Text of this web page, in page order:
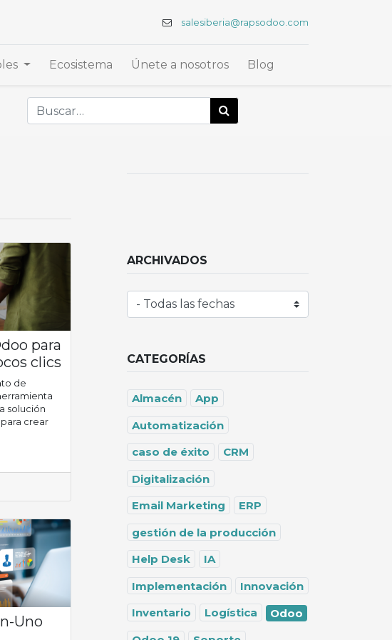
salesiberia@rapsodoo.com
Ecosistema Únete a nosotros Blog
para
clics
de
solución
crear
Uno
ARCHIVADOS
CATEGORÍAS
Almacén
App
Automatización
caso de éxito
CRM
Digitalización
Email Marketing
ERP
gestión de la producción
Help Desk
IA
Implementación
Innovación
Inventario
Logística
Odoo